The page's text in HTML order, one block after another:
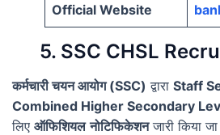
Official Website
5. SSC CHSL
कर्मचारी चयन आयोग (SSC) द्वारा Staff
Combined Higher Secondary
लिए ऑफिशियल नोटिफिकेशनजारी किया